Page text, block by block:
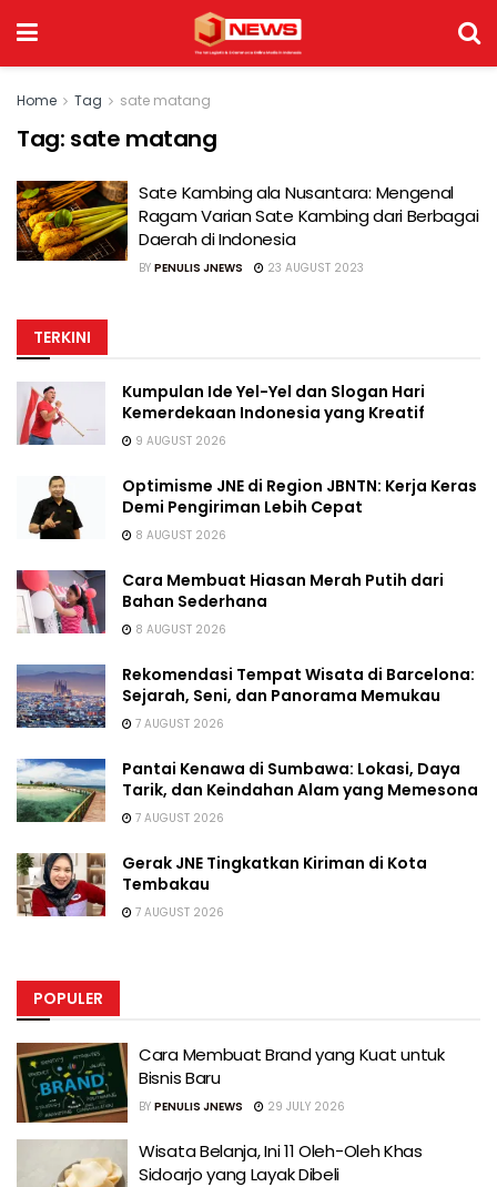
Home Tag sate matang
Tag: sate matang
Sate Kambing ala Nusantara: Mengenal
Ragam Varian Sate Kambing dari Berbagai
Daerah di Indonesia
BY PENULIS JNEWS 23 AUGUST 2023
TERKINI
Kumpulan Ide Yel-Yel dan Slogan Hari
Kemerdekaan Indonesia yang Kreatif
9 AUGUST 2026
Optimisme JNE di Region JBNTN: Kerja Keras
Demi Pengiriman Lebih Cepat
8 AUGUST 2026
Cara Membuat Hiasan Merah Putih dari
Bahan Sederhana
8 AUGUST 2026
Rekomendasi Tempat Wisata di Barcelona:
Sejarah, Seni, dan Panorama Memukau
7 AUGUST 2026
Pantai Kenawa di Sumbawa: Lokasi, Daya
Tarik, dan Keindahan Alam yang Memesona
7 AUGUST 2026
Gerak JNE Tingkatkan Kiriman di Kota
Tembakau
7 AUGUST 2026
POPULER
Cara Membuat Brand yang Kuat untuk
Bisnis Baru
BY PENULIS JNEWS 29 JULY 2026
Wisata Belanja, Ini 11 Oleh-Oleh Khas
Sidoarjo yang Layak Dibeli